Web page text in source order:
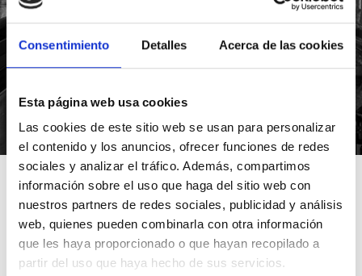
Consentimiento Detalles Acerca de las cookies
Esta página web usa cookies
Las cookies de este sitio web se usan para personalizar
el contenido y los anuncios, ofrecer funciones de redes
sociales y analizar el tráfico. Además, compartimos
información sobre el uso que haga del sitio web con
nuestros partners de redes sociales, publicidad y análisis
web, quienes pueden combinarla con otra información
que les haya proporcionado o que hayan recopilado a
partir del uso que haya hecho de sus servicios.
*Suscribiéndote aceptas nuestra política de privacidad